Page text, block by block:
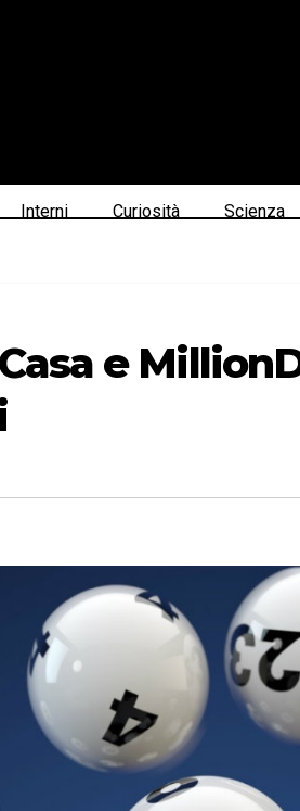
Interni Curiosità Scienza
e